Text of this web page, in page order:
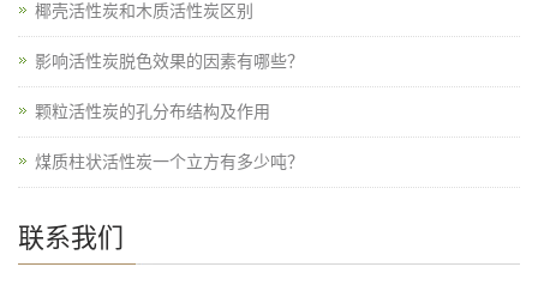
椰壳活性炭和木质活性炭区别
影响活性炭脱色效果的因素有哪些？
颗粒活性炭的孔分布结构及作用
煤质柱状活性炭一个立方有多少吨？
联系我们